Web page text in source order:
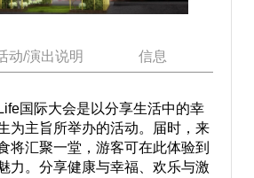
动/演出说明 信息
国际大会是以分享生活中的幸
为主旨所举办的活动。届时，来
将汇聚一堂，游客可在此体验到
力。分享健康与幸福、欢乐与激